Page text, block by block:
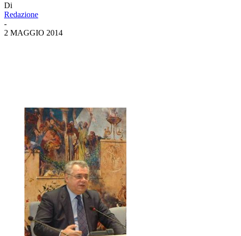
Di
Redazione
-
2 MAGGIO 2014